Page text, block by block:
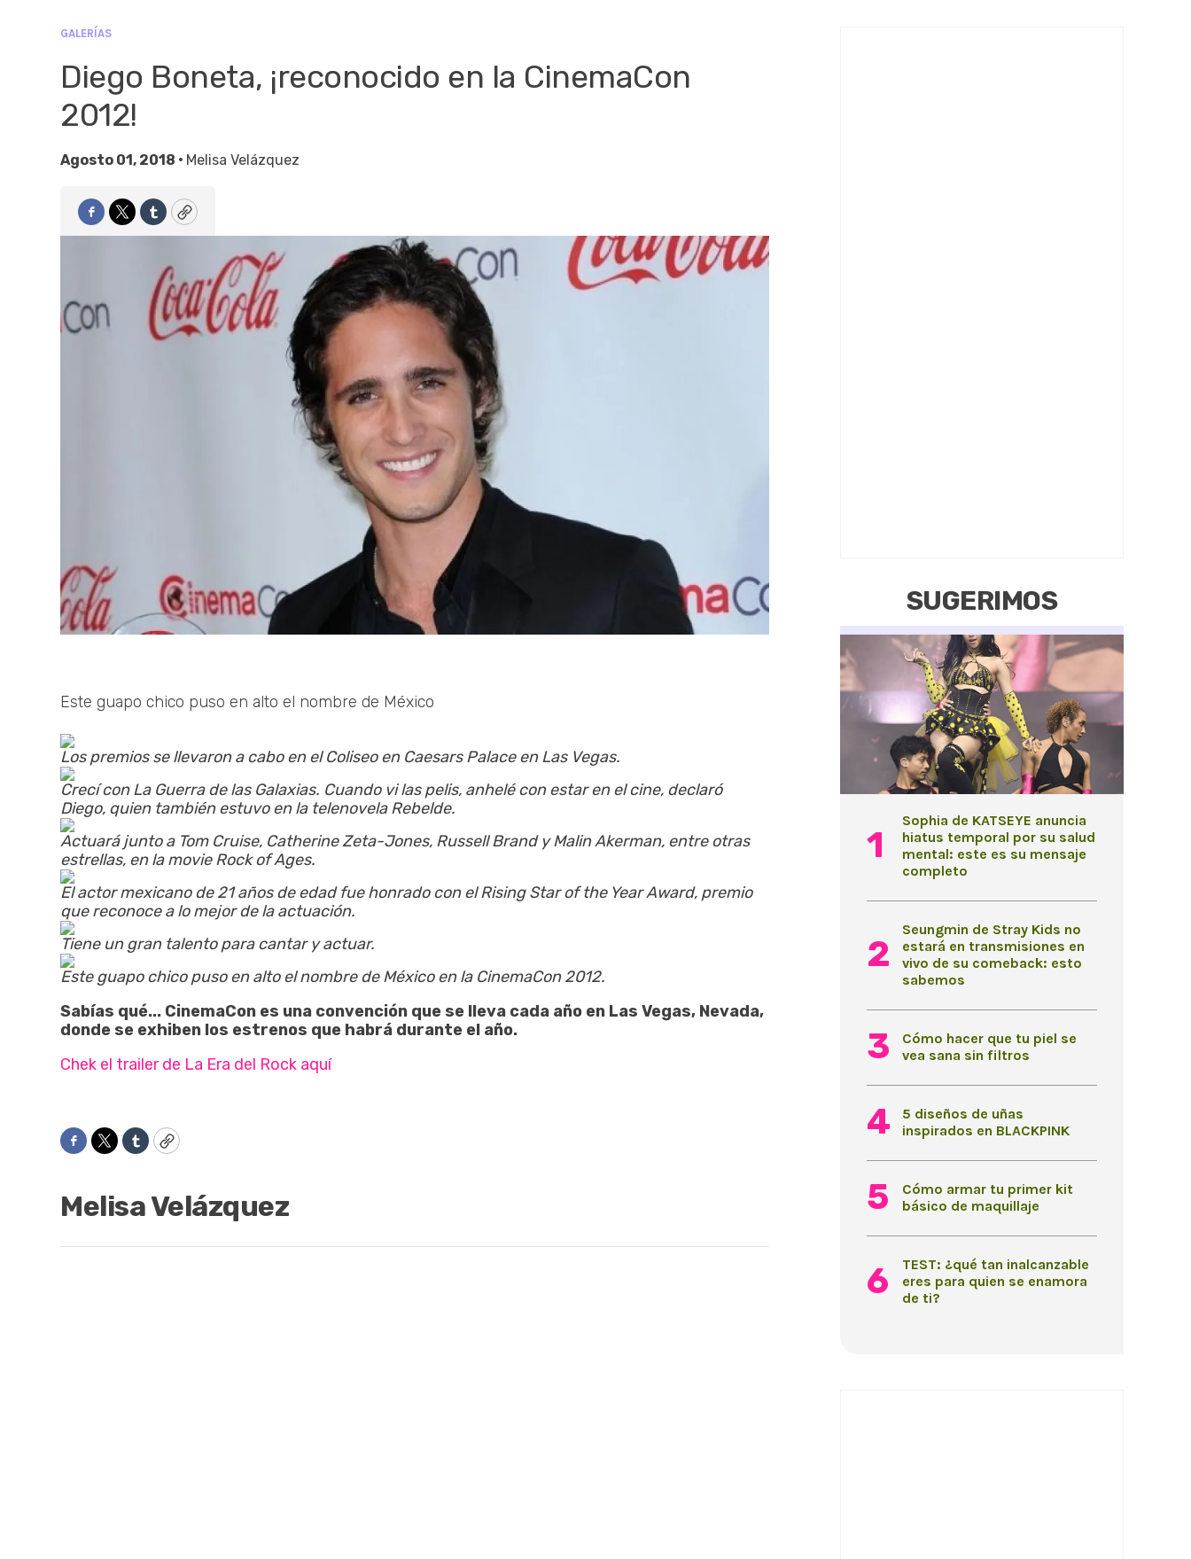
GALERÍAS
Diego Boneta, ¡reconocido en la CinemaCon
2012!
Agosto 01, 2018 • Melisa Velázquez
Facebook
TwitterTumblrCopy
Este guapo chico puso en alto el nombre de México
Los premios se llevaron a cabo en el Coliseo en Caesars Palace en Las Vegas.
Crecí con La Guerra de las Galaxias. Cuando vi las pelis, anhelé con estar en el cine, declaró
Diego, quien también estuvo en la telenovela Rebelde.
Actuará junto a Tom Cruise, Catherine Zeta-Jones, Russell Brand y Malin Akerman, entre otras
estrellas, en la movie Rock of Ages.
El actor mexicano de 21 años de edad fue honrado con el Rising Star of the Year Award, premio
que reconoce a lo mejor de la actuación.
Tiene un gran talento para cantar y actuar.
Este guapo chico puso en alto el nombre de México en la CinemaCon 2012.
Sabías qué... CinemaCon es una convención que se lleva cada año en Las Vegas, Nevada,
donde se exhiben los estrenos que habrá durante el año.
Chek el trailer de La Era del Rock aquí
Facebook
TwitterTumblrCopy
Melisa Velázquez
SUGERIMOS
Sophia de KATSEYE anuncia
hiatus temporal por su salud
mental: este es su mensaje
completo
Seungmin de Stray Kids no
estará en transmisiones en
vivo de su comeback: esto
sabemos
Cómo hacer que tu piel se
vea sana sin filtros
5 diseños de uñas
inspirados en BLACKPINK
Cómo armar tu primer kit
básico de maquillaje
TEST: ¿qué tan inalcanzable
eres para quien se enamora
de ti?